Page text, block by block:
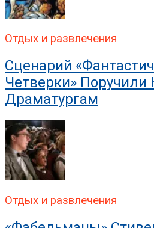
Отдых и развлечения
Сценарий
Четверки»
Драматургам
Отдых и развлечения